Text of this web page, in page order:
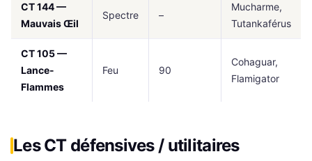
CT 144 —
Mauvais Œil
Spectre –
Mucharme,
Tutankaférus
CT 105 —
Lance-
Flammes
Feu 90
Cohaguar,
Flamigator
Les CT défensives / utilitaires